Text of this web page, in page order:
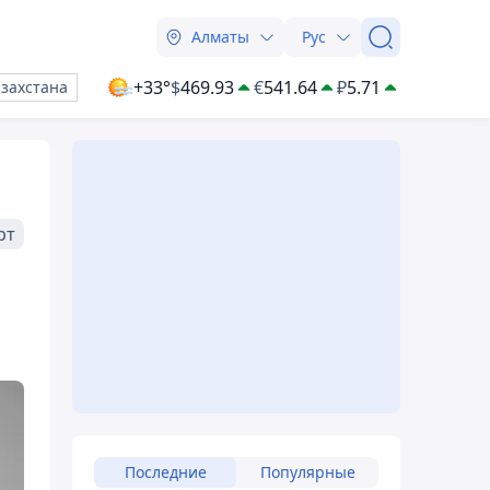
Алматы Рус
+33°$469.93 €541.64 ₽5.71
Последние Популярные